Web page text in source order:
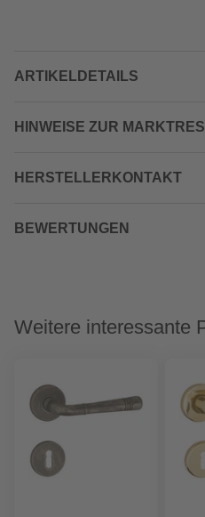
ARTIKELDETAILS
HINWEISE ZUR
HERSTELLERKONTAKT
BEWERTUNGEN
Weitere interessante